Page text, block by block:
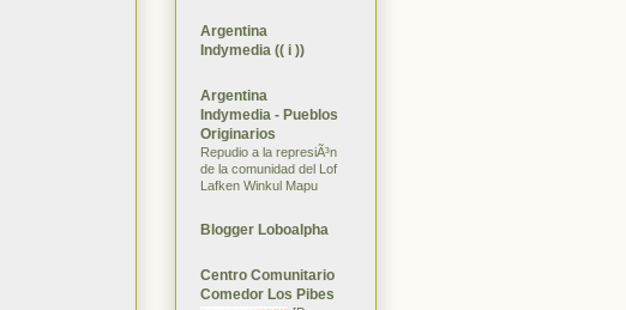
Argentina
Indymedia (( i ))
Argentina
Indymedia - Pueblos
Originarios
Repudio a la represiÃ³n
de la comunidad del Lof
Lafken Winkul Mapu
Blogger Loboalpha
Centro Comunitario
Comedor Los Pibes